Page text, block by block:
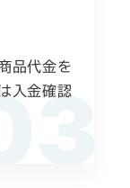
品代金を
入金確認